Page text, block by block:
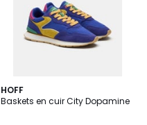
HOFF
Baskets en cuir City Dopamine